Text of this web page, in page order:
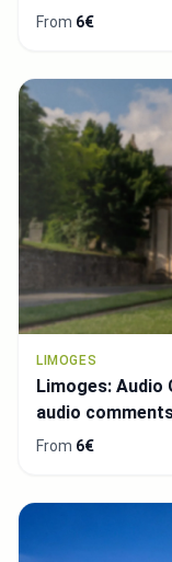
From 6€
LIMOGES
Limoges: Audio
audio
From 6€